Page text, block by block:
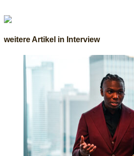
weitere Artikel in Interview